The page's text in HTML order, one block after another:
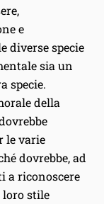
e
diverse specie
sia un
specie.
della
le varie
dovrebbe, ad
a riconoscere
loro stile